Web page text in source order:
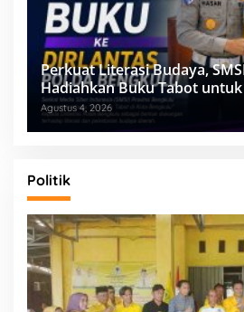
Perkuat Literasi Budaya,
Hadiahkan Buku Tabot
Agustus 4, 2026
Politik